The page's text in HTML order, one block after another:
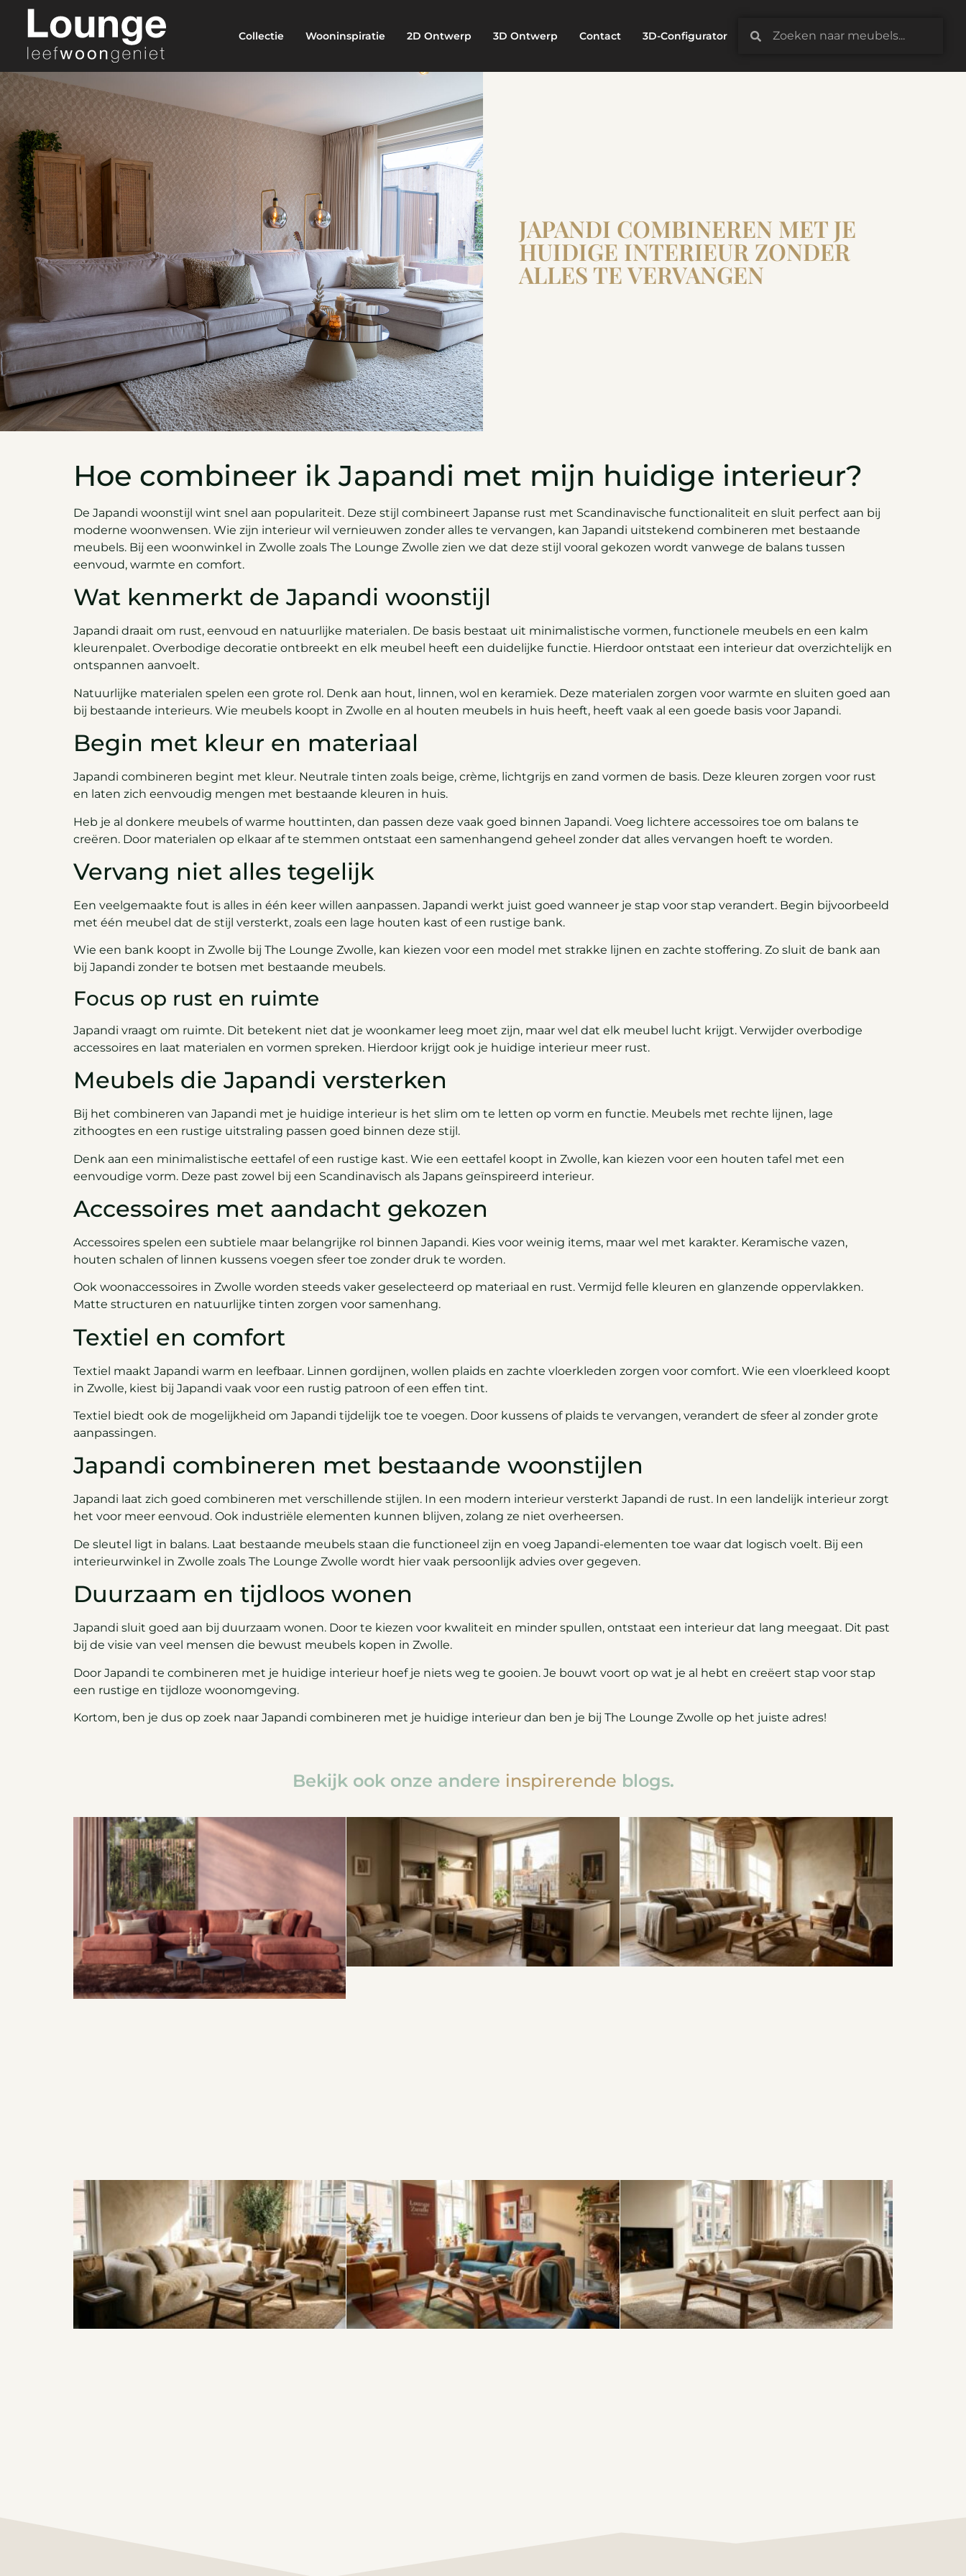
Collectie Wooninspiratie 2D Ontwerp 3D Ontwerp Contact 3D-Configurator
JAPANDI COMBINEREN MET JE
HUIDIGE INTERIEUR ZONDER
ALLES TE VERVANGEN
Hoe combineer ik Japandi met mijn huidige interieur?
De Japandi woonstijl wint snel aan populariteit. Deze stijl combineert Japanse rust met Scandinavische functionaliteit en sluit perfect aan bij
moderne woonwensen. Wie zijn interieur wil vernieuwen zonder alles te vervangen, kan Japandi uitstekend combineren met bestaande
meubels. Bij een woonwinkel in Zwolle zoals The Lounge Zwolle zien we dat deze stijl vooral gekozen wordt vanwege de balans tussen
eenvoud, warmte en comfort.
Wat kenmerkt de Japandi woonstijl
Japandi draait om rust, eenvoud en natuurlijke materialen. De basis bestaat uit minimalistische vormen, functionele meubels en een kalm
kleurenpalet. Overbodige decoratie ontbreekt en elk meubel heeft een duidelijke functie. Hierdoor ontstaat een interieur dat overzichtelijk en
ontspannen aanvoelt.
Natuurlijke materialen spelen een grote rol. Denk aan hout, linnen, wol en keramiek. Deze materialen zorgen voor warmte en sluiten goed aan
bij bestaande interieurs. Wie meubels koopt in Zwolle en al houten meubels in huis heeft, heeft vaak al een goede basis voor Japandi.
Begin met kleur en materiaal
Japandi combineren begint met kleur. Neutrale tinten zoals beige, crème, lichtgrijs en zand vormen de basis. Deze kleuren zorgen voor rust
en laten zich eenvoudig mengen met bestaande kleuren in huis.
Heb je al donkere meubels of warme houttinten, dan passen deze vaak goed binnen Japandi. Voeg lichtere accessoires toe om balans te
creëren. Door materialen op elkaar af te stemmen ontstaat een samenhangend geheel zonder dat alles vervangen hoeft te worden.
Vervang niet alles tegelijk
Een veelgemaakte fout is alles in één keer willen aanpassen. Japandi werkt juist goed wanneer je stap voor stap verandert. Begin bijvoorbeeld
met één meubel dat de stijl versterkt, zoals een lage houten kast of een rustige bank.
Wie een bank koopt in Zwolle bij The Lounge Zwolle, kan kiezen voor een model met strakke lijnen en zachte stoffering. Zo sluit de bank aan
bij Japandi zonder te botsen met bestaande meubels.
Focus op rust en ruimte
Japandi vraagt om ruimte. Dit betekent niet dat je woonkamer leeg moet zijn, maar wel dat elk meubel lucht krijgt. Verwijder overbodige
accessoires en laat materialen en vormen spreken. Hierdoor krijgt ook je huidige interieur meer rust.
Meubels die Japandi versterken
Bij het combineren van Japandi met je huidige interieur is het slim om te letten op vorm en functie. Meubels met rechte lijnen, lage
zithoogtes en een rustige uitstraling passen goed binnen deze stijl.
Denk aan een minimalistische eettafel of een rustige kast. Wie een eettafel koopt in Zwolle, kan kiezen voor een houten tafel met een
eenvoudige vorm. Deze past zowel bij een Scandinavisch als Japans geïnspireerd interieur.
Accessoires met aandacht gekozen
Accessoires spelen een subtiele maar belangrijke rol binnen Japandi. Kies voor weinig items, maar wel met karakter. Keramische vazen,
houten schalen of linnen kussens voegen sfeer toe zonder druk te worden.
Ook woonaccessoires in Zwolle worden steeds vaker geselecteerd op materiaal en rust. Vermijd felle kleuren en glanzende oppervlakken.
Matte structuren en natuurlijke tinten zorgen voor samenhang.
Textiel en comfort
Textiel maakt Japandi warm en leefbaar. Linnen gordijnen, wollen plaids en zachte vloerkleden zorgen voor comfort. Wie een vloerkleed koopt
in Zwolle, kiest bij Japandi vaak voor een rustig patroon of een effen tint.
Textiel biedt ook de mogelijkheid om Japandi tijdelijk toe te voegen. Door kussens of plaids te vervangen, verandert de sfeer al zonder grote
aanpassingen.
Japandi combineren met bestaande woonstijlen
Japandi laat zich goed combineren met verschillende stijlen. In een modern interieur versterkt Japandi de rust. In een landelijk interieur zorgt
het voor meer eenvoud. Ook industriële elementen kunnen blijven, zolang ze niet overheersen.
De sleutel ligt in balans. Laat bestaande meubels staan die functioneel zijn en voeg Japandi-elementen toe waar dat logisch voelt. Bij een
interieurwinkel in Zwolle zoals The Lounge Zwolle wordt hier vaak persoonlijk advies over gegeven.
Duurzaam en tijdloos wonen
Japandi sluit goed aan bij duurzaam wonen. Door te kiezen voor kwaliteit en minder spullen, ontstaat een interieur dat lang meegaat. Dit past
bij de visie van veel mensen die bewust meubels kopen in Zwolle.
Door Japandi te combineren met je huidige interieur hoef je niets weg te gooien. Je bouwt voort op wat je al hebt en creëert stap voor stap
een rustige en tijdloze woonomgeving.
Kortom, ben je dus op zoek naar Japandi combineren met je huidige interieur dan ben je bij The Lounge Zwolle op het juiste adres!
Bekijk ook onze andere inspirerende blogs.